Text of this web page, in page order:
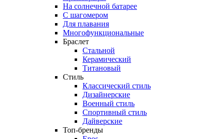
На солнечной батарее
С шагомером
Для плавания
Многофункциональные
Браслет
Стальной
Керамический
Титановый
Стиль
Классический стиль
Дизайнерские
Военный стиль
Спортивный стиль
Дайверские
Топ-бренды